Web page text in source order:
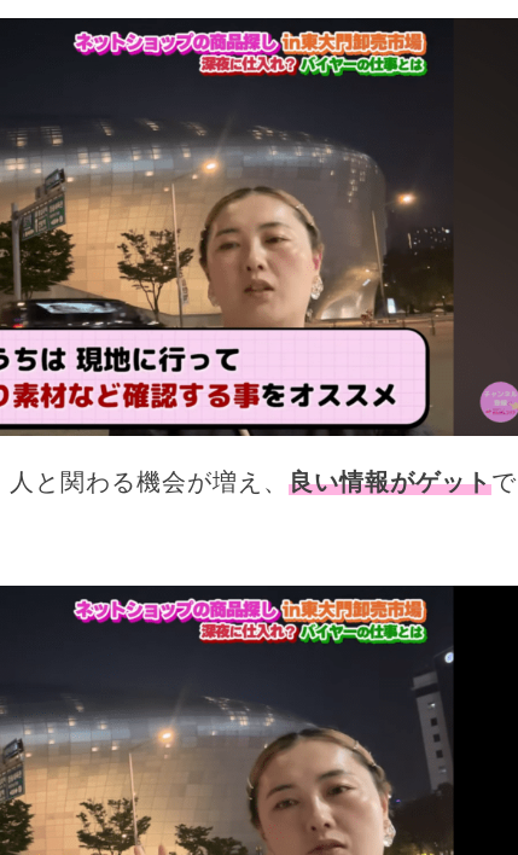
と関わる機会が増え、 良い情報がゲットで